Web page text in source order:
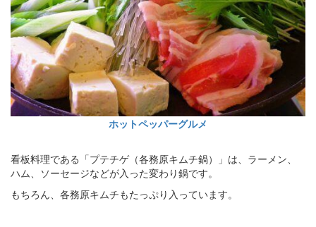
ホットペッパーグルメ
看板料理である「プテチゲ（各務原キムチ鍋）」は、ラーメン、
ハム、ソーセージなどが入った変わり鍋です。
もちろん、各務原キムチもたっぷり入っています。